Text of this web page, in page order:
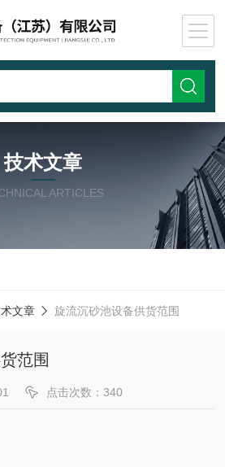
技术文章
ARTICLES
文章 旋流沉砂池设备供货范围
范围
点击次数：340